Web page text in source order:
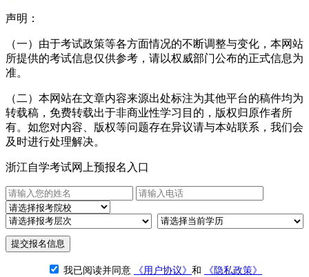
声明：
（一）由于考试政策等各方面情况的不断调整与变化，本网站
所提供的考试信息仅供参考，请以权威部门公布的正式信息为
准。
（二）本网站在文章内容来源出处标注为其他平台的稿件均为
转载稿，免费转载出于非商业性学习目的，版权归原作者所
有。如您对内容、版权等问题存在异议请与本站联系，我们会
及时进行处理解决。
浙江自学考试网上预报名入口
提交报名信息
我已阅读并同意 《用户协议》 和 《隐私政策》